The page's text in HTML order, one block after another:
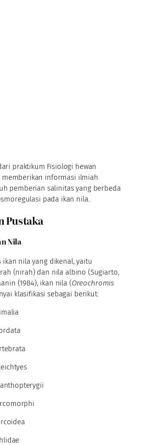
praktikum Fisiologi hewan
informasi ilmiah
pemberian salinitas yang berbeda
pada ikan nila.
Pustaka
Nila
ikan nila yang dikenal, yaitu
(nirah) dan nila albino (Sugiarto,
(1984), ikan nila (Oreochromis
klasifikasi sebagai berikut: